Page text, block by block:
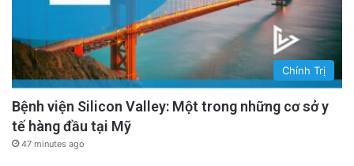
Chính Trị
Bệnh viện Silicon Valley: Một trong những cơ sở y
tế hàng đầu tại Mỹ
47 minutes ago